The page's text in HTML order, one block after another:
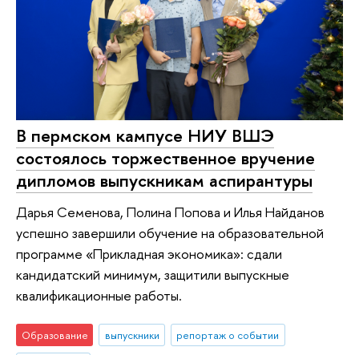
В пермском кампусе НИУ ВШЭ
состоялось торжественное вручение
дипломов выпускникам аспирантуры
Дарья Семенова, Полина Попова и Илья Найданов
успешно завершили обучение на образовательной
программе «Прикладная экономика»: сдали
кандидатский минимум, защитили выпускные
квалификационные работы.
Образование выпускники
репортаж о событии